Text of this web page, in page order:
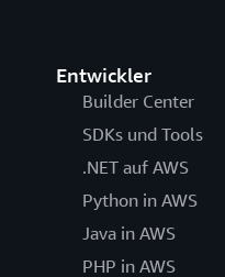
Entwickler
Builder Center
SDKs und Tools
.NET auf AWS
Python in AWS
Java in AWS
PHP in AWS